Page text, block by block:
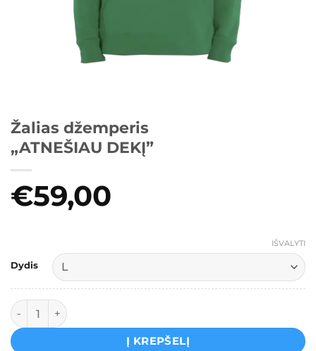
Žalias džemperis
„ATNEŠIAU DEKĮ”
€59,00
Dydis
IŠVALYTI
produkto kiekis: Žalias džemperis "ATNEŠIAU DEKĮ"
Į KREPŠELĮ